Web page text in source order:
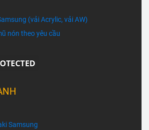
(vải Acrylic, vải AW)
nón theo yêu cầu
Samsung